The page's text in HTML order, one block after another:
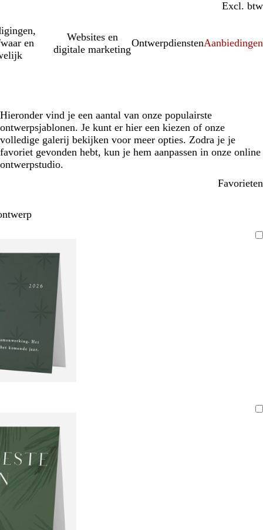
Incl. btw
Excl. btw
en
Websites en
digitale marketing
OntwerpdienstenAanbiedingen
Hieronder vind je een aantal van onze populairste
ontwerpsjablonen. Je kunt er hier een kiezen of onze
volledige galerij bekijken voor meer opties. Zodra je je
favoriet gevonden hebt, kun je hem aanpassen in onze online
ontwerpstudio.
Favorieten